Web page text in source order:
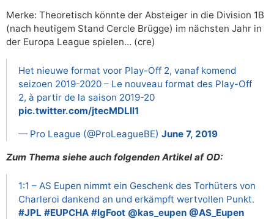
Merke: Theoretisch könnte der Absteiger in die Division 1B
(nach heutigem Stand Cercle Brügge) im nächsten Jahr in
der Europa League spielen… (cre)
Het nieuwe format voor Play-Off 2, vanaf komend
seizoen 2019-2020 – Le nouveau format des Play-Off
2, à partir de la saison 2019-20
pic.twitter.com/jtecMDLIl1
— Pro League (@ProLeagueBE) June 7, 2019
Zum Thema siehe auch folgenden Artikel af OD:
1:1 – AS Eupen nimmt ein Geschenk des Torhüters von
Charleroi dankend an und erkämpft wertvollen Punkt.
#JPL #EUPCHA #lgFoot @kas_eupen @AS_Eupen